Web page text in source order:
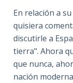
En relación a
quisiera
discutirle a
tierra". Ahora
que nunca,
nación